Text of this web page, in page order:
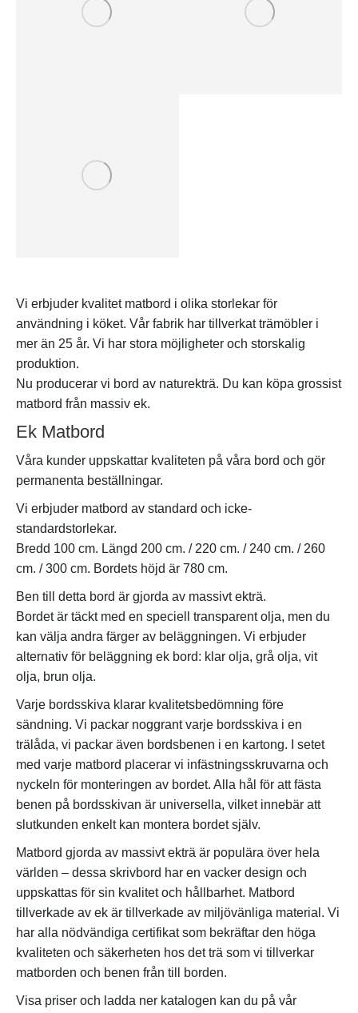
Vi erbjuder kvalitet matbord i olika storlekar för
användning i köket. Vår fabrik har tillverkat trämöbler i
mer än 25 år. Vi har stora möjligheter och storskalig
produktion.
Nu producerar vi bord av naturekträ. Du kan köpa grossist
matbord från massiv ek.
Ek Matbord
Våra kunder uppskattar kvaliteten på våra bord och gör
permanenta beställningar.
Vi erbjuder matbord av standard och icke-
standardstorlekar.
Bredd 100 cm. Längd 200 cm. / 220 cm. / 240 cm. / 260
cm. / 300 cm. Bordets höjd är 780 cm.
Ben till detta bord är gjorda av massivt ekträ.
Bordet är täckt med en speciell transparent olja, men du
kan välja andra färger av beläggningen. Vi erbjuder
alternativ för beläggning ek bord: klar olja, grå olja, vit
olja, brun olja.
Varje bordsskiva klarar kvalitetsbedömning före
sändning. Vi packar noggrant varje bordsskiva i en
trälåda, vi packar även bordsbenen i en kartong. I setet
med varje matbord placerar vi infästningsskruvarna och
nyckeln för monteringen av bordet. Alla hål för att fästa
benen på bordsskivan är universella, vilket innebär att
slutkunden enkelt kan montera bordet själv.
Matbord gjorda av massivt ekträ är populära över hela
världen – dessa skrivbord har en vacker design och
uppskattas för sin kvalitet och hållbarhet. Matbord
tillverkade av ek är tillverkade av miljövänliga material. Vi
har alla nödvändiga certifikat som bekräftar den höga
kvaliteten och säkerheten hos det trä som vi tillverkar
matborden och benen från till borden.
Visa priser och ladda ner katalogen kan du på vår